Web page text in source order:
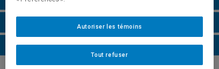
Horaire - Automne 2026
Horaire - Hiver 2027
Tout refuser
Autoriser les témoins